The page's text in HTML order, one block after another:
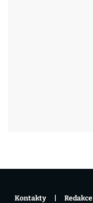
Kontakty Redakce